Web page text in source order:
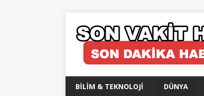
BILIM & TEKNOLOJI DÜNYA